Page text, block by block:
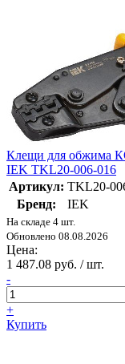
Клещи для обжима
IEK TKL20-006-016
Артикул: TKL20-
Бренд:
IEK
На складе 4 шт.
Обновлено 08.08.2026
Цена:
1 487.08 руб. / шт.
-
+
Купить